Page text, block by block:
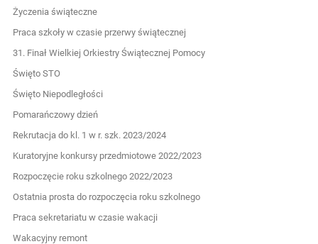
Życzenia świąteczne
Praca szkoły w czasie przerwy świątecznej
31. Finał Wielkiej Orkiestry Świątecznej Pomocy
Święto STO
Święto Niepodległości
Pomarańczowy dzień
Rekrutacja do kl. 1 w r. szk. 2023/2024
Kuratoryjne konkursy przedmiotowe 2022/2023
Rozpoczęcie roku szkolnego 2022/2023
Ostatnia prosta do rozpoczęcia roku szkolnego
Praca sekretariatu w czasie wakacji
Wakacyjny remont